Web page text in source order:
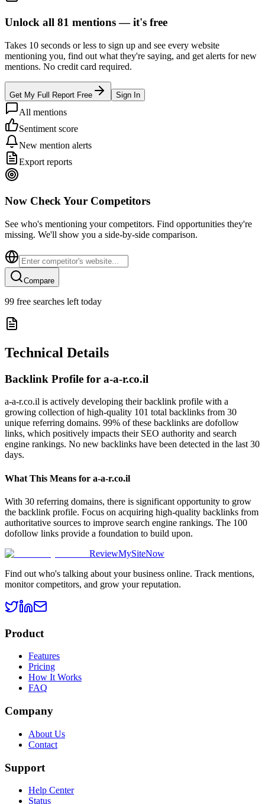
Unlock all 81 mentions —it's free
Takes 10 seconds or less to sign up and see every website
mentioning you, find out what they're saying, and get alerts for new
mentions. No credit card required.
Get My Full Report Free Sign In
All mentions
Sentiment score
New mention alerts
Export reports
Now Check Your Competitors
See who's mentioning your competitors. Find opportunities they're
missing. We'll show you a side-by-side comparison.
Compare
99 free searches left today
Technical Details
Backlink Profile for a-a-r.co.il
a-a-r.co.il is actively developing their backlink profile with a
growing collection of high-quality 101 total backlinks from 30
unique referring domains. 99% of these backlinks are dofollow
links, which positively impacts their SEO authority and search
engine rankings. No new backlinks have been detected in the last 30
days.
What This Means for a-a-r.co.il
With 30 referring domains, there is significant opportunity to grow
the backlink profile. Focus on acquiring high-quality backlinks from
authoritative sources to improve search engine rankings. The 100
dofollow links provide a foundation to build upon.
ReviewMySiteNow
Find out who's talking about your business online. Track mentions,
monitor competitors, and grow your reputation.
Product
Features
Pricing
How It Works
FAQ
Company
About Us
Contact
Support
Help Center
Status